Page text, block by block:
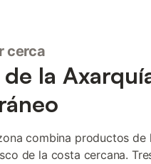
cerca
la
combina productos de
de la costa cercana.